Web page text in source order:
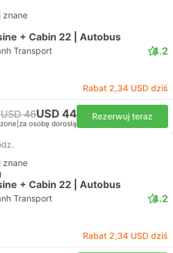
znane
+ Cabin 22 | Autobus
Transport 4.2
Rabat 2,34 USD dziś
USD 46USD 44
za osobę dorosłą
Rezerwuj teraz
znane
+ Cabin 22 | Autobus
Transport 4.2
Rabat 2,34 USD dziś